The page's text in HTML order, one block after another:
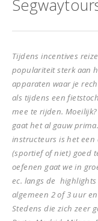
Tijdens incentives
populariteit sterk aan
apparaten waar je
als tijdens een
mee te rijden.
gaat het al gauw
instructeurs is het een
(sportief of niet) goed
oefenen gaat we in
ec. langs de
algemeen 2 of 3 uur
Stedens die zich zeer